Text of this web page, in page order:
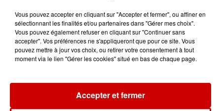
Le corrigé de l'épreuve de spécialité "Management,
Sciences de gestion et numérique" du Bac STMG est
à retrouver sur studyrama.com.
Économie - Gestion hôtelière (STHR)
Vous pouvez accepter en cliquant sur "Accepter et fermer", ou affiner en
sélectionnant les finalités et/ou partenaires dans "Gérer mes choix".
Vous pouvez également refuser en cliquant sur "Continuer sans
accepter". Vos préférences ne s'appliqueront que pour ce site. Vous
pouvez mettre à jour vos choix, ou retirer votre consentement à tout
moment via le lien "Gérer les cookies" situé en bas de chaque page.
Accepter et fermer